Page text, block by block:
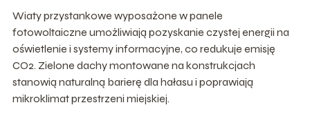
Wiaty przystankowe wyposażone w panele
fotowoltaiczne umożliwiają pozyskanie czystej energii na
oświetlenie i systemy informacyjne, co redukuje emisję
CO2. Zielone dachy montowane na konstrukcjach
stanowią naturalną barierę dla hałasu i poprawiają
mikroklimat przestrzeni miejskiej.